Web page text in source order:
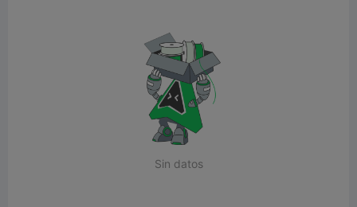
Sin datos